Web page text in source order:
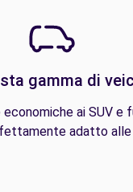
gamma di
ai SUV e
adatto alle